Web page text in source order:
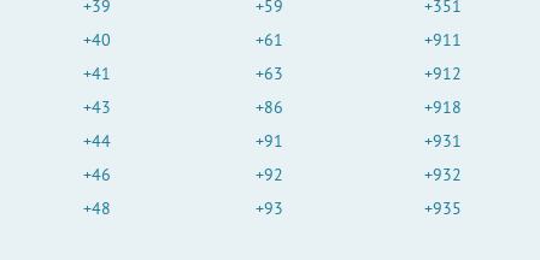
+39
+40
+41
+43
+44
+46
+48
+59
+61
+63
+86
+91
+92
+93
+351
+911
+912
+918
+931
+932
+935